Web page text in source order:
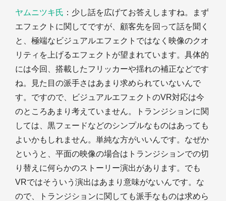
ヤムニツキ氏 ：少し話を広げてお答えしますね。まず
エフェクトに関してですが、顧客先を回って話を聞く
と、極端なビジュアルエフェクトではなく映像のクオ
リティを上げるエフェクトが望まれています。具体的
には今回、搭載したフリッカーや揺れの補正などです
ね。見た目の派手さはあまり求められていないんで
す。ですので、ビジュアルエフェクトのVR対応は今
のところあまり考えていません。トランジションに関
しては、黒フェードなどのシンプルなものはあっても
よいかもしれません。単純な方がいいんです。なぜか
というと、平面の映像の場合はトランジションでの切
り替えに何らかのストーリー演出があります。でも
VRではそういう演出はあまり意味がないんです。な
ので、トランジションに関しても派手なものは求めら